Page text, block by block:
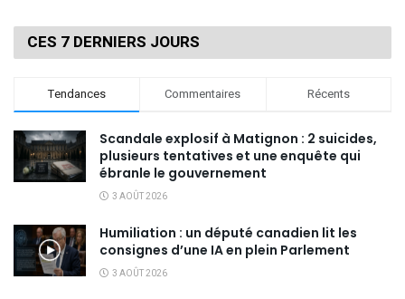
CES 7 DERNIERS JOURS
Tendances Commentaires Récents
Scandale explosif à Matignon : 2 suicides,
plusieurs tentatives et une enquête qui
ébranle le gouvernement
3 AOÛT 2026
Humiliation : un député canadien lit les
consignes d’une IA en plein Parlement
3 AOÛT 2026